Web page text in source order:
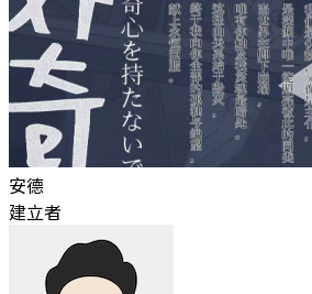
安德
建立者